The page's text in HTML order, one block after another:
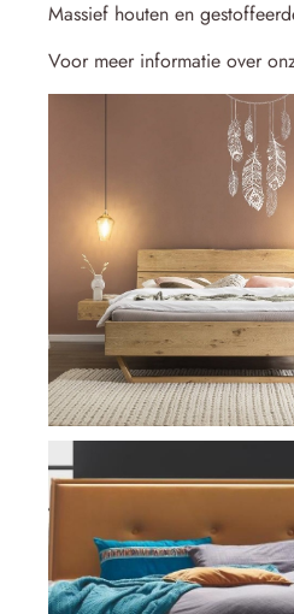
Massief houten en
Voor meer informatie over